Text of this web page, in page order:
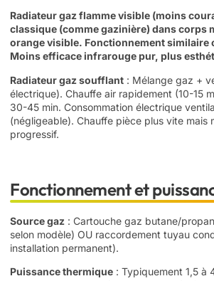
Radiateur gaz flamme visible (moins
classique (comme gazinière) dans corps
orange visible. Fonctionnement similaire
Moins efficace infrarouge pur, plus
Radiateur gaz soufflant : Mélange gaz +
électrique). Chauffe air rapidement (10-15
30-45 min. Consommation électrique
(négligeable). Chauffe pièce plus vite mais
progressif.
Fonctionnement et
Source gaz : Cartouche gaz butane/
selon modèle) OU raccordement tuyau
installation permanent).
Puissance thermique : Typiquement 1,5 à